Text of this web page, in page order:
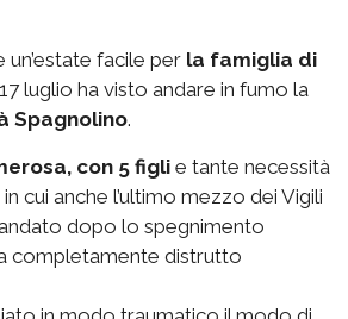
facile per la famiglia di
luglio ha visto andare in fumo la
Spagnolino.
con 5 figli e tante necessità
cui anche l’ultimo mezzo dei Vigili
dopo lo spegnimento
completamente distrutto